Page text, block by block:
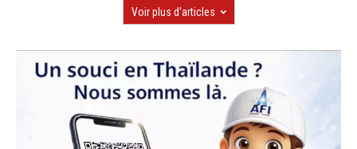
Voir plus d'articles